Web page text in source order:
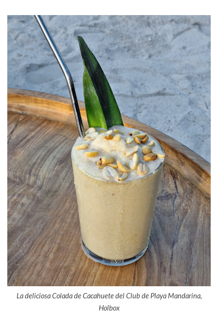
La deliciosa Colada de Cacahuete del Club de Playa Mandarina,
Holbox